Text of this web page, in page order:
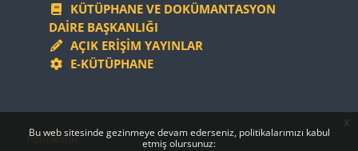
Bu web sitesinde gezinmeye devam ederseniz, politikalarımızı kabul
etmiş olursunuz:
x
KÜTÜPHANE VE DOKÜMANTASYON
DAIRE BAŞKANLIĞI
AÇIK ERIŞIM YAYINLAR
E-KÜTÜPHANE
Bloklar
Bloklar
Politikalar